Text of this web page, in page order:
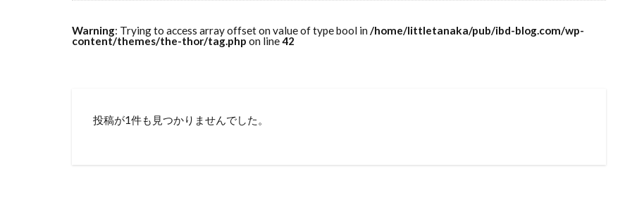
Warning: Trying to access array offset on value of type bool in/home/littletanaka/pub/ibd-blog.com/wp-
content/themes/the-thor/tag.php on line42
投稿が1件も見つかりませんでした。